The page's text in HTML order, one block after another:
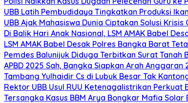
UBB Latih Pembudidaya Tingkatkan Produksi
UBB Ajak Mahasiswa Dunia Ciptakan Solusi Krisis
Di Balik Hari Anak Nasional, LSM AMAK Babel
LSM AMAK Babel Desak Polres Bangka Barat
Pemdes Balunijuk Diduga Terbitkan Surat Tanah
APBD 2025 Sah, Bangka Siapkan Arah Anggaran
Tambang Yulhaidir Cs di Lubuk Besar Tak
Rektor UBB Usul RUU Ketenagalistrikan Perkuat
Tersangka Kasus BBM Arya Bongkar Mafia Solar